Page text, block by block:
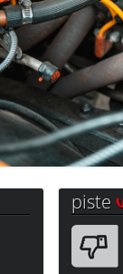
piste